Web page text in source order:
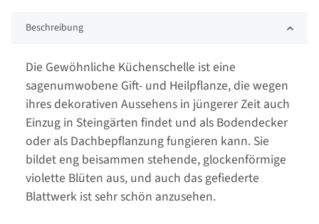
Beschreibung
Die Gewöhnliche Küchenschelle ist eine
sagenumwobene Gift- und Heilpflanze, die wegen
ihres dekorativen Aussehens in jüngerer Zeit auch
Einzug in Steingärten findet und als Bodendecker
oder als Dachbepflanzung fungieren kann. Sie
bildet eng beisammen stehende, glockenförmige
violette Blüten aus, und auch das gefiederte
Blattwerk ist sehr schön anzusehen.